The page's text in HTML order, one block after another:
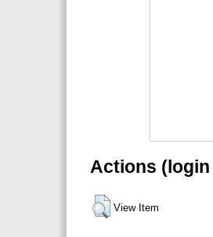
Actions
View Item